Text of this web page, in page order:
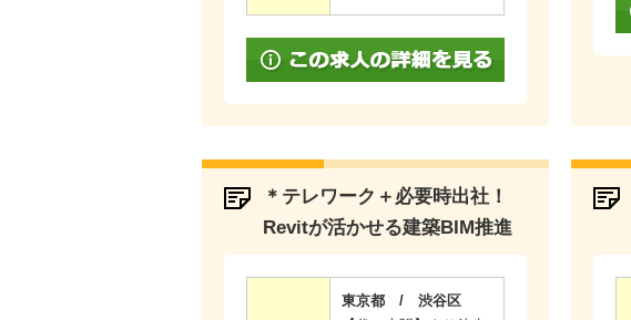
＊テレワーク＋必要時出社！
Revitが活かせる建築BIM推進
東京都 / 渋谷区